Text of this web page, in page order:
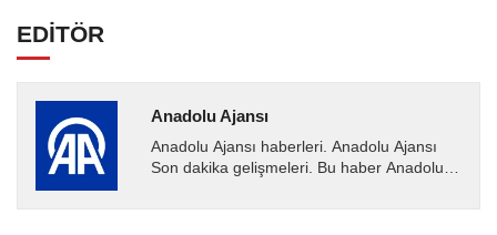
EDİTÖR
Anadolu Ajansı
Anadolu Ajansı haberleri. Anadolu Ajansı
Son dakika gelişmeleri. Bu haber Anadolu
Ajansı tarafından...